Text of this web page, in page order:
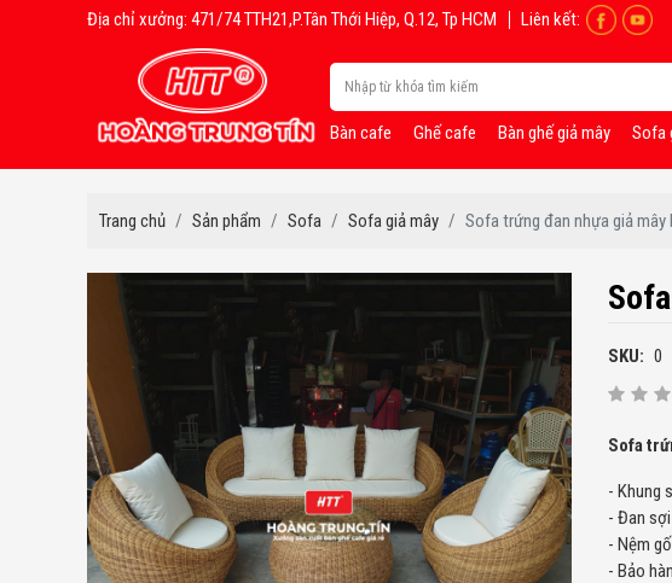
Địa chỉ xưởng: 471/74 TTH21,P.Tân Thới Hiệp, Q.12, Tp HCM Liên kết:
Bàn cafe Ghế cafe Bàn ghế giả mây Sofa
Trang chủ Sản phẩm Sofa Sofa giả mây Sofa trứng đan nhựa giả mây
SKU: 0
Sofa
- Khung
- Đan
- Nệm
- Bảo